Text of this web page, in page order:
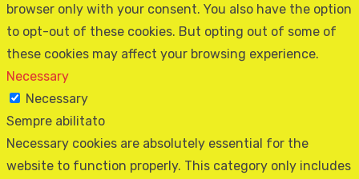
browser only with your consent. You also have the option
to opt-out of these cookies. But opting out of some of
these cookies may affect your browsing experience.
Necessary
Necessary
Sempre abilitato
Necessary cookies are absolutely essential for the
website to function properly. This category only includes